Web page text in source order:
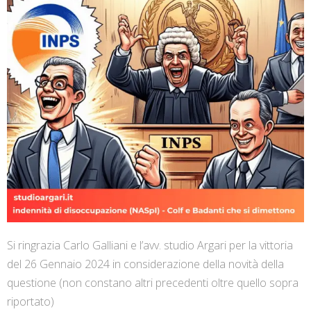
Si ringrazia Carlo Galliani e l’avv. studio Argari per la vittoria
del 26 Gennaio 2024 in considerazione della novità della
questione (non constano altri precedenti oltre quello sopra
riportato)